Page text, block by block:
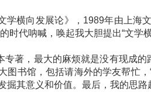
横向发展论》，1989年由上海文
时代呐喊，唤起我大胆提出“文学
著，最大的麻烦就是没有现成的
图书馆，包括请海外的学友帮忙
掘其意义和价值。最后，我的思